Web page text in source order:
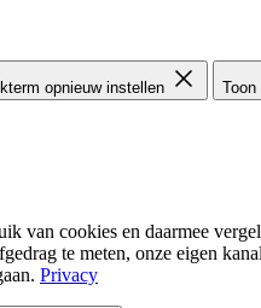
opnieuw instellen
van cookies en daarmee
te meten, onze eigen
Privacy